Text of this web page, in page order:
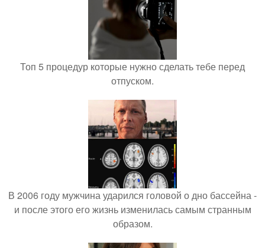
Топ 5 процедур которые нужно сделать тебе перед
отпуском.
В 2006 году мужчина ударился головой о дно бассейна -
и после этого его жизнь изменилась самым странным
образом.